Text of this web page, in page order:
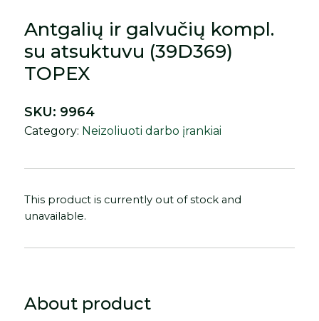
Antgalių ir galvučių kompl.
su atsuktuvu (39D369)
TOPEX
This product is currently out of stock and
unavailable.
SKU: 9964
Category: Neizoliuoti darbo įrankiai
About product